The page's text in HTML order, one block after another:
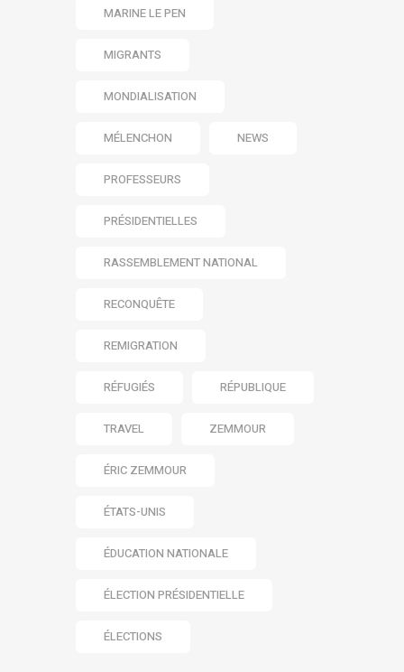
MARINE LE PEN
MIGRANTS
MONDIALISATION
MÉLENCHON NEWS
PROFESSEURS
PRÉSIDENTIELLES
RASSEMBLEMENT NATIONAL
RECONQUÊTE
REMIGRATION
RÉFUGIÉS RÉPUBLIQUE
TRAVEL ZEMMOUR
ÉRIC ZEMMOUR
ÉTATS-UNIS
ÉDUCATION NATIONALE
ÉLECTION PRÉSIDENTIELLE
ÉLECTIONS